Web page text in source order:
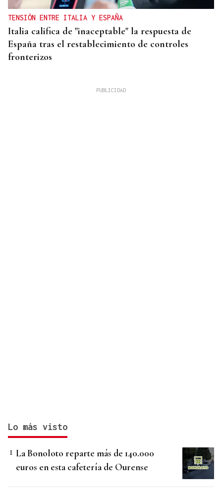
TENSIÓN ENTRE ITALIA Y ESPAÑA
Italia califica de "inaceptable" la respuesta de
España tras el restablecimiento de controles
fronterizos
Lo más visto
La Bonoloto reparte más de 140.000
euros en esta cafetería de Ourense